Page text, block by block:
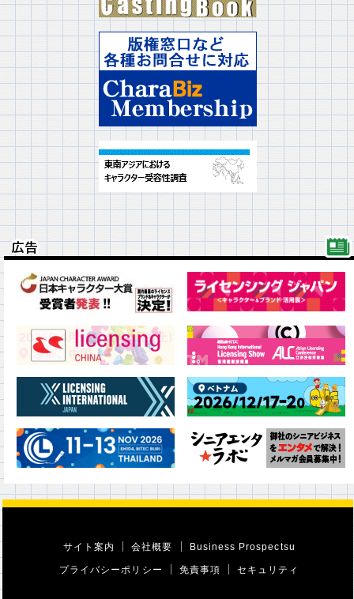
広告
広告
サイト案内 会社概要 Business Prospectsu
プライバシーポリシー 免責事項 セキュリティ